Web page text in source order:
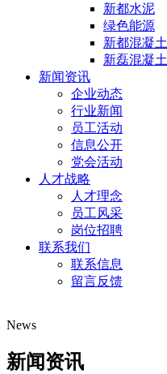
新都水泥
绿色能源
新都混凝土
新磊混凝土
新闻资讯
企业动态
行业新闻
员工活动
信息公开
党会活动
人才战略
人才理念
员工风采
岗位招聘
联系我们
联系信息
留言反馈
News
新闻资讯